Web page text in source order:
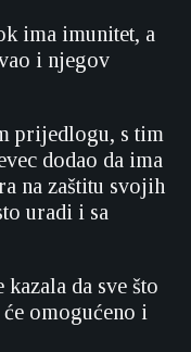
ima imunitet, a
i njegov
prijedlogu, s tim
dodao da ima
na zaštitu svojih
uradi i sa
da sve što
omogućeno i